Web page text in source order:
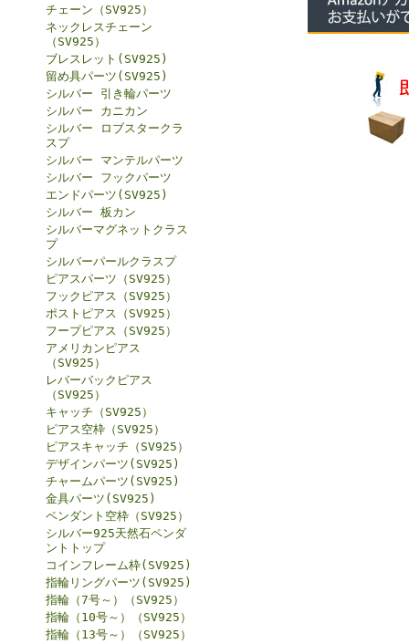
チェーン（SV925）
ネックレスチェーン
（SV925）
ブレスレット(SV925)
留め具パーツ(SV925)
シルバー 引き輪パーツ
シルバー カニカン
シルバー ロブスタークラ
スプ
シルバー マンテルパーツ
シルバー フックパーツ
エンドパーツ(SV925)
シルバー 板カン
シルバーマグネットクラス
プ
シルバーパールクラスプ
ピアスパーツ（SV925）
フックピアス（SV925）
ポストピアス（SV925）
フープピアス（SV925）
アメリカンピアス
（SV925）
レバーバックピアス
（SV925）
キャッチ（SV925）
ピアス空枠（SV925）
ピアスキャッチ（SV925）
デザインパーツ(SV925)
チャームパーツ(SV925)
金具パーツ(SV925)
ペンダント空枠（SV925）
シルバー925天然石ペンダ
ントトップ
コインフレーム枠(SV925)
指輪リングパーツ(SV925)
指輪（7号～）（SV925）
指輪（10号～）（SV925）
指輪（13号～）（SV925）